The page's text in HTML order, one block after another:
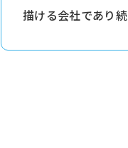
描ける会社であり続